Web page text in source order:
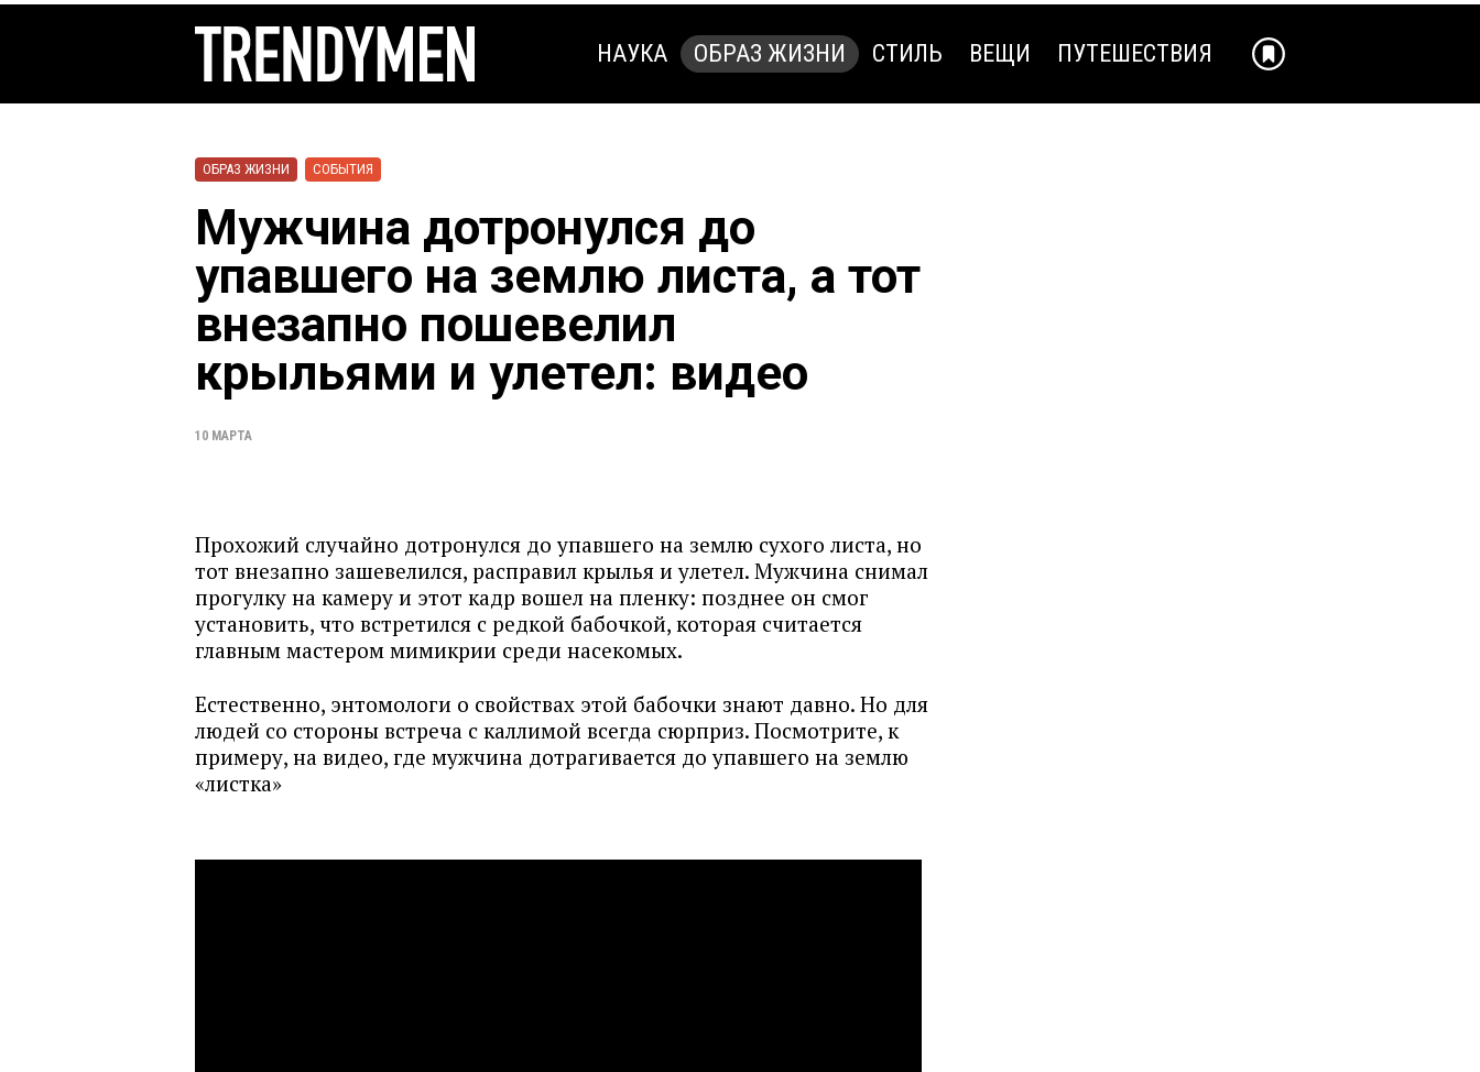
НАУКА ОБРАЗ ЖИЗНИ СТИЛЬ ВЕЩИ ПУТЕШЕСТВИЯ
ОБРАЗ ЖИЗНИ СОБЫТИЯ
Мужчина дотронулся до
упавшего на землю листа, а тот
внезапно пошевелил
крыльями и улетел: видео
10 МАРТА
Прохожий случайно дотронулся до упавшего на землю сухого листа, но
тот внезапно зашевелился, расправил крылья и улетел. Мужчина снимал
прогулку на камеру и этот кадр вошел на пленку: позднее он смог
установить, что встретился с редкой бабочкой, которая считается
главным мастером мимикрии среди насекомых.
Естественно, энтомологи о свойствах этой бабочки знают давно. Но для
людей со стороны встреча с каллимой всегда сюрприз. Посмотрите, к
примеру, на видео, где мужчина дотрагивается до упавшего на землю
«листка»